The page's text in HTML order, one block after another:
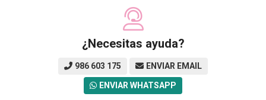
¿Necesitas ayuda?
986 603 175 ENVIAR EMAIL
ENVIAR WHATSAPP